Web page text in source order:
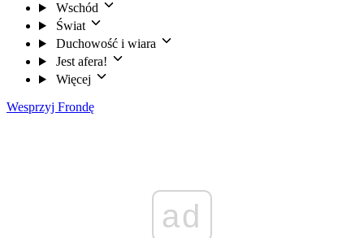
Wschód
Świat
Duchowość i wiara
Jest afera!
Więcej
Wesprzyj Frondę
ad